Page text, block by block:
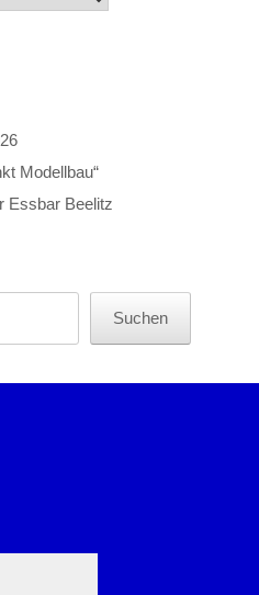
Modellbau“
Essbar Beelitz
Suchen